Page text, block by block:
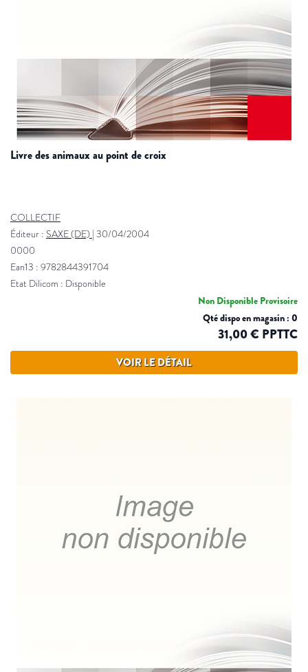
livre des animaux au point de croix
COLLECTIF
Éditeur : SAXE (DE) | 30/04/2004
0000
Ean13 : 9782844391704
Etat Dilicom : Disponible
Non Disponible Provisoire
Qté dispo en magasin : 0
31,00 € PPTTC
VOIR LE DÉTAIL